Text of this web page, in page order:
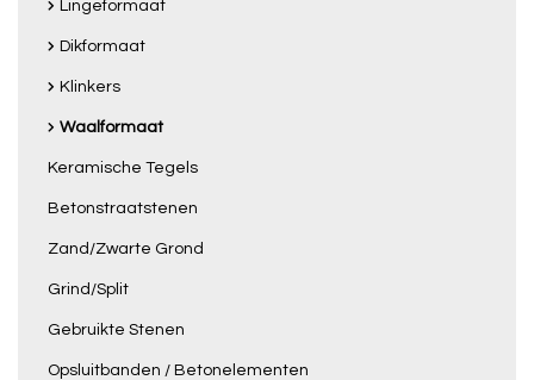
Lingeformaat
Dikformaat
Klinkers
Waalformaat
Keramische Tegels
Betonstraatstenen
Zand/Zwarte Grond
Grind/Split
Gebruikte Stenen
Opsluitbanden / Betonelementen